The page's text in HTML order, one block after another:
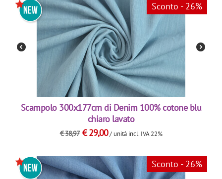
Sconto - 26%
Scampolo 300x177cm di Denim 100% cotone blu
chiaro lavato
€38,97 €29,00 / unità incl. IVA 22%
Sconto - 26%